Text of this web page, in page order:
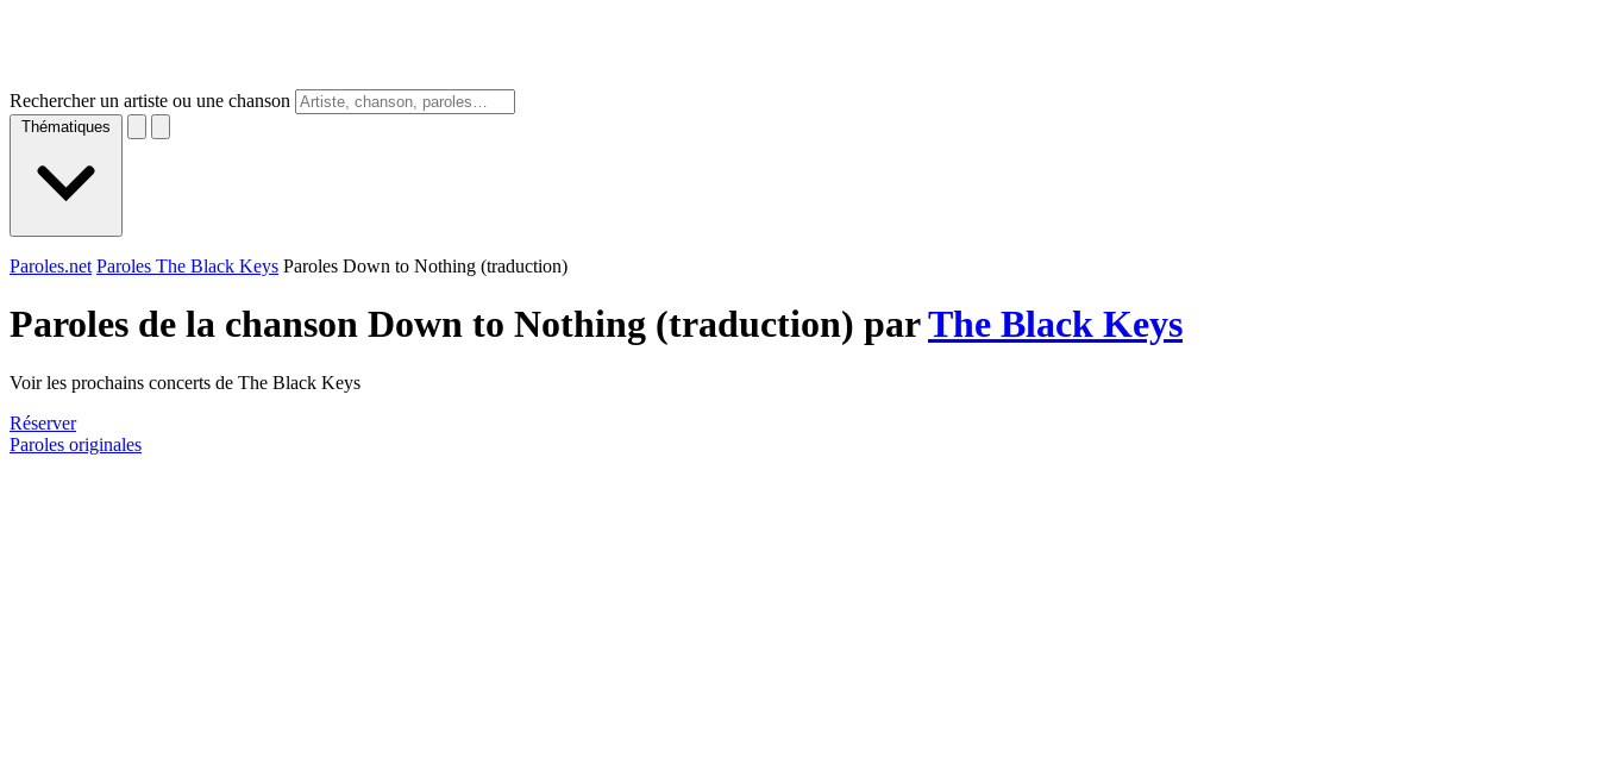
Rechercher un artiste ou une chanson
Thématiques
Paroles.net Paroles The Black Keys Paroles Down to Nothing (traduction)
Paroles de la chanson Down to Nothing (traduction) parThe Black Keys
Voir les prochains concerts de The Black Keys
Réserver
Paroles originales